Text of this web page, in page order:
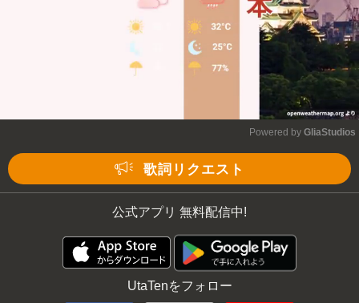
Powered by GliaStudios
歌詞リクエスト
公式アプリ 無料配信中!
UtaTenをフォロー